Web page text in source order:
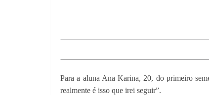
Para a aluna Ana Karina, 20, do primeiro
realmente é isso que irei seguir”.